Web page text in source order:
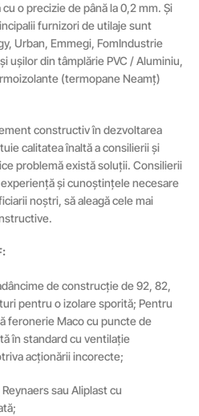
o precizie de până la 0,2 mm. Și
furnizori de utilaje sunt
Urban, Emmegi, FomIndustrie
ușilor din tâmplărie PVC / Aluminiu,
(termopane Neamț)
constructiv în dezvoltarea
calitatea înaltă a consilierii și
problemă există soluții. Consilierii
și cunoștințele necesare
noștri, să aleagă cele mai
de construcție de 92, 82,
pentru o izolare sporită; Pentru
feronerie Maco cu puncte de
în standard cu ventilație
acționării incorecte;
sau Aliplast cu